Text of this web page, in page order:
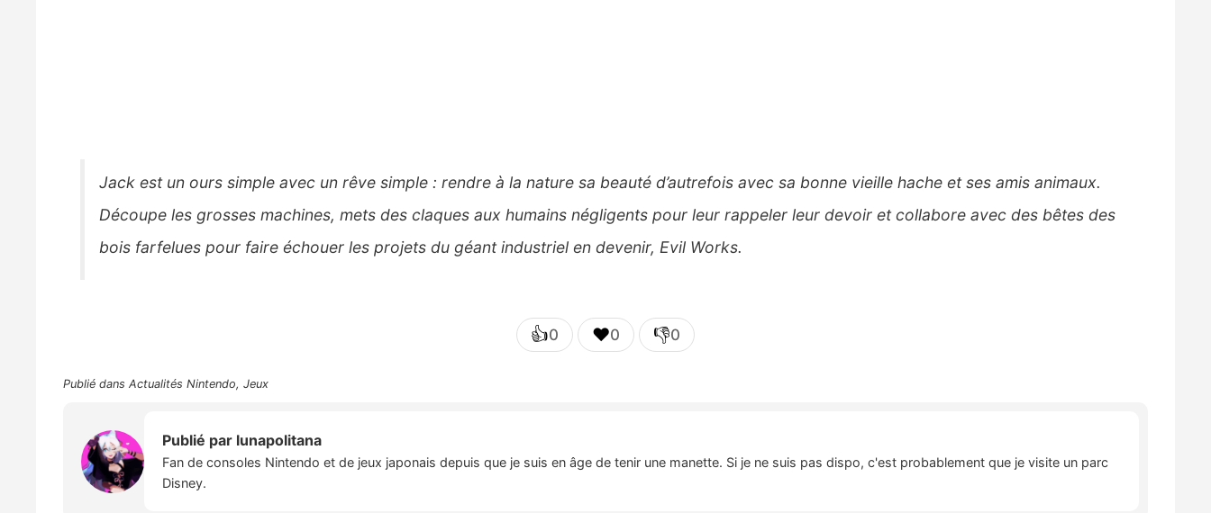
Jack est un ours simple avec un rêve simple : rendre à la nature sa beauté d’autrefois avec sa bonne vieille hache et ses amis animaux.
Découpe les grosses machines, mets des claques aux humains négligents pour leur rappeler leur devoir et collabore avec des bêtes des
bois farfelues pour faire échouer les projets du géant industriel en devenir, Evil Works.
👍0 ❤️0 👎0
Publié dans Actualités Nintendo, Jeux
Publié par lunapolitana
Fan de consoles Nintendo et de jeux japonais depuis que je suis en âge de tenir une manette. Si je ne suis pas dispo, c'est probablement que je visite un parc
Disney.